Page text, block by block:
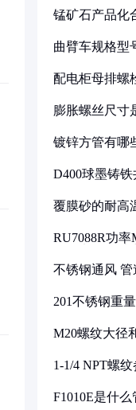
锰矿石产品化
曲臂车规格型
配电柜母排螺
膨胀螺丝尺寸
镀锌方管有哪
D400球墨铸
覆膜砂的耐高
RU7088R功
不锈钢通风 管
201不锈钢重
M20螺纹大径
1-1/4 NPT螺
F1010E是什